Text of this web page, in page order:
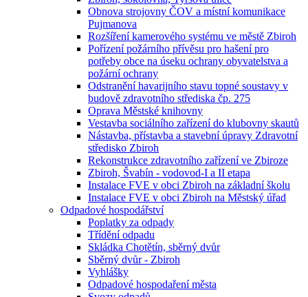
Obnova strojovny ČOV a místní komunikace
Pujmanova
Rozšíření kamerového systému ve městě Zbiroh
Pořízení požárního přívěsu pro hašení pro
potřeby obce na úseku ochrany obyvatelstva a
požární ochrany
Odstranění havarijního stavu topné soustavy v
budově zdravotního střediska čp. 275
Oprava Městské knihovny
Vestavba sociálního zařízení do klubovny skautů
Nástavba, přístavba a stavební úpravy Zdravotní
středisko Zbiroh
Rekonstrukce zdravotního zařízení ve Zbiroze
Zbiroh, Švabín - vodovod-I a II etapa
Instalace FVE v obci Zbiroh na základní školu
Instalace FVE v obci Zbiroh na Městský úřad
Odpadové hospodářství
Poplatky za odpady
Třídění odpadu
Skládka Chotětín, sběrný dvůr
Sběrný dvůr - Zbiroh
Vyhlášky
Odpadové hospodaření města